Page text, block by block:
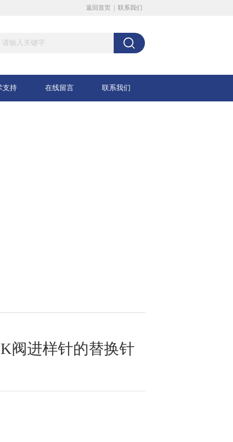
返回首页 联系我们
支持 在线留言 联系我们
阀进样针的替换针